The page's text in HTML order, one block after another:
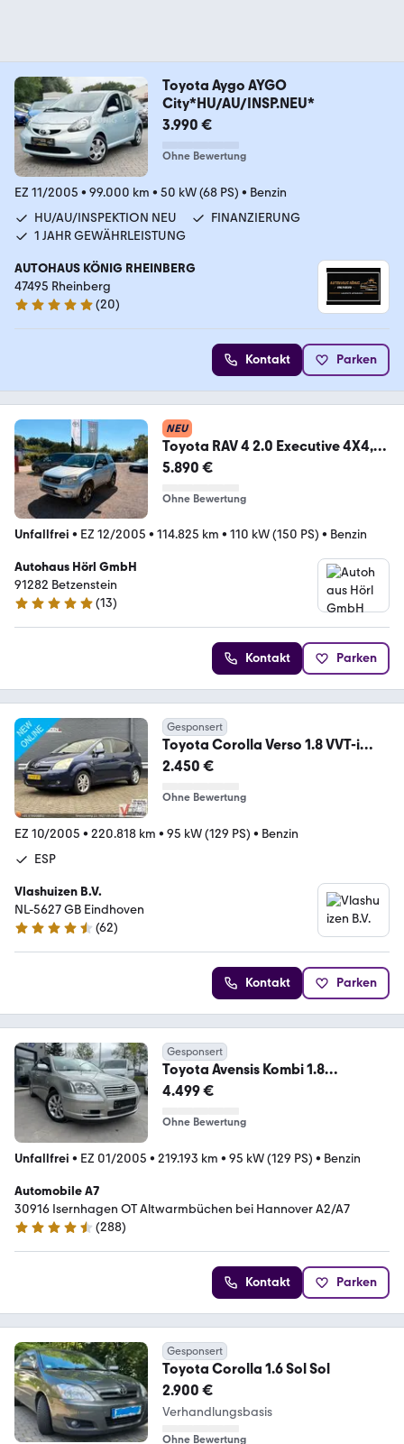
Toyota Aygo AYGO
City*HU/AU/INSP.NEU*
3.990 €
Ohne Bewertung
EZ 11/2005 • 99.000 km • 50 kW (68 PS) • Benzin
HU/AU/INSPEKTION NEU
FINANZIERUNG
1 JAHR GEWÄHRLEISTUNG
AUTOHAUS KÖNIG RHEINBERG
47495 Rheinberg
4.9 Sterne
(20)
Kontakt Parken
NEU
Toyota RAV 4 2.0 Executive 4X4,
Klima
5.890 €
Ohne Bewertung
Unfallfrei • EZ 12/2005 • 114.825 km • 110 kW (150 PS) • Benzin
Autohaus Hörl GmbH
91282 Betzenstein
5 Sterne
(13)
Kontakt Parken
Gesponsert
Toyota Corolla Verso 1.8 VVT-i
Luna | klima | Cruise |
2.450 €
Ohne Bewertung
EZ 10/2005 • 220.818 km • 95 kW (129 PS) • Benzin
ESP
Vlashuizen B.V.
NL-5627 GB Eindhoven
4.7 Sterne
(62)
Kontakt Parken
Gesponsert
Toyota Avensis Kombi 1.8
Executive*AHK*Tüv neu*
4.499 €
Ohne Bewertung
Unfallfrei • EZ 01/2005 • 219.193 km • 95 kW (129 PS) • Benzin
Automobile A7
30916 Isernhagen OT Altwarmbüchen bei Hannover A2/A7
4.7 Sterne
(288)
Kontakt Parken
Gesponsert
Toyota Corolla 1.6 Sol Sol
2.900 €
Verhandlungsbasis
Ohne Bewertung